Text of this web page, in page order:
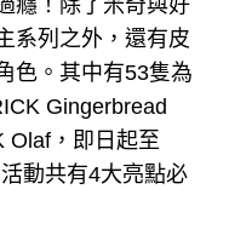
癮！除了米奇與好
系列之外，還有皮
色。其中有53隻為
Gingerbread
Olaf，即日起至
動共有4大亮點必